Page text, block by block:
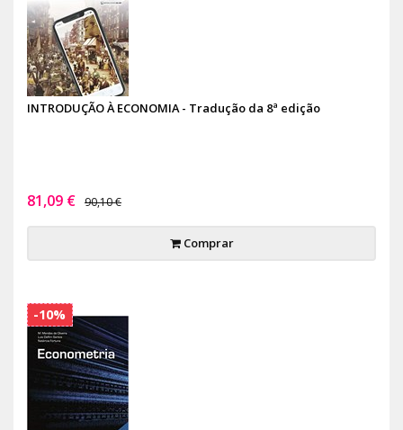
INTRODUÇÃO À ECONOMIA - Tradução da 8ª edição
81,09 € 90,10 €
Comprar
-10%